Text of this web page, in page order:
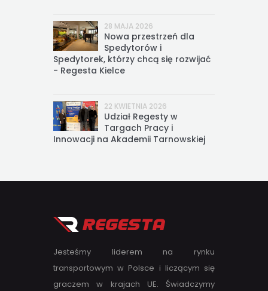
28 MAJA 2026
Nowa przestrzeń dla
Spedytorów i
Spedytorek, którzy chcą się rozwijać
- Regesta Kielce
22 KWIETNIA 2026
Udział Regesty w
Targach Pracy i
Innowacji na Akademii Tarnowskiej
Jesteśmy liderem na rynku
transportowym w Polsce i liczącym się
graczem w krajach UE. Świadczymy